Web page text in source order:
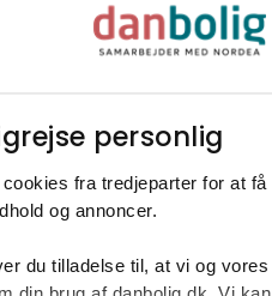
personlig​
fra tredjeparter for at
og annoncer.​
du tilladelse til, at vi og
2791